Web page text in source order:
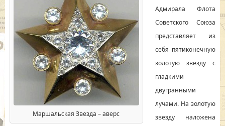
Маршальская Звезда – аверс
Адмирала Флота
Советского Союза
представляет из
себя пятиконечную
золотую звезду с
гладкими
двугранными
лучами. На золотую
звезду наложена